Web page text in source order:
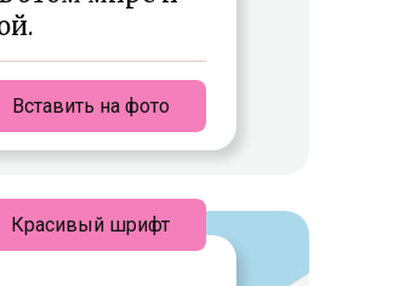
Вставить на фото
Красивый шрифт